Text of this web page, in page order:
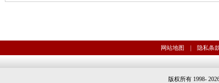
网站地图 隐私条
版权所有 1998-